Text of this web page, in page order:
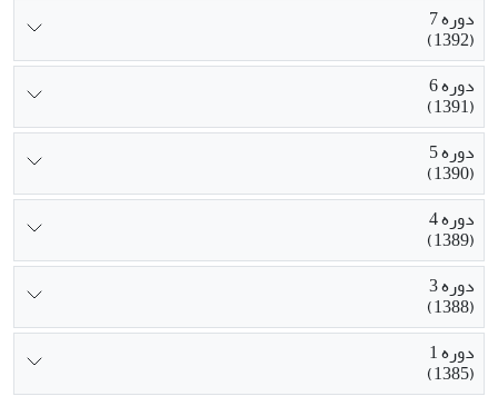
دوره 7
(1392)
دوره 6
(1391)
دوره 5
(1390)
دوره 4
(1389)
دوره 3
(1388)
دوره 1
(1385)